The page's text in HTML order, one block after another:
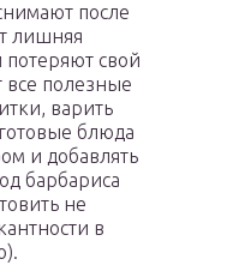
после
лишняя
свой
все полезные
варить
блюда
и добавлять
барбариса
не
в